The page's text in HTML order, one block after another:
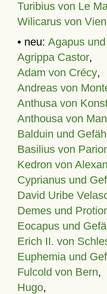
Turibius von Le
Wilicarus von
• neu: Agapus
Agrippa Castor,
Adam von Crécy,
Andreas von
Anthusa von
Anthousa von
Balduin und
Basilius von
Kedron von
Cyprianus und
David Uribe
Demes und
Eocapus und
Erich II. von
Euphemia und
Fulcold von Bern,
Hugo,